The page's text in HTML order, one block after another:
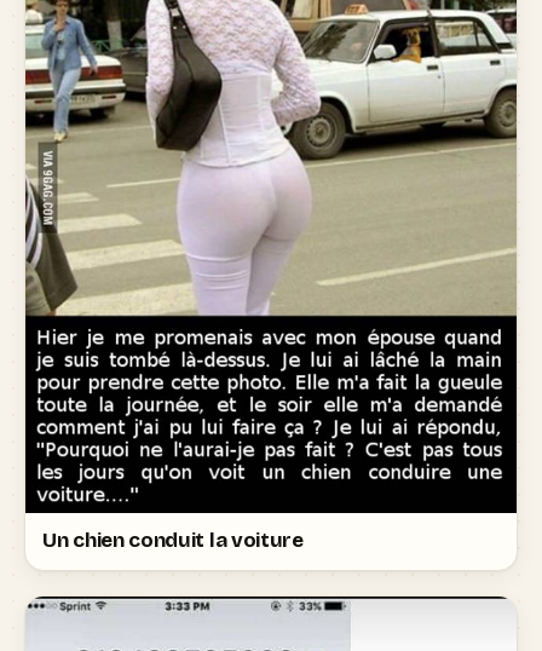
Un chien conduit la voiture